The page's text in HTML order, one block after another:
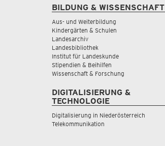
BILDUNG & WISSENSCHAFT
Aus- und Weiterbildung
Kindergärten & Schulen
Landesarchiv
Landesbibliothek
Institut für Landeskunde
Stipendien & Beihilfen
Wissenschaft & Forschung
DIGITALISIERUNG &
TECHNOLOGIE
Digitalisierung in Niederösterreich
Telekommunikation